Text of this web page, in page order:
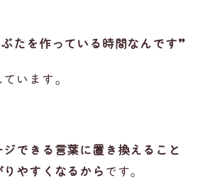
たを作っている時間なんです”
います。
できる言葉に置き換えること
やすくなるから です。